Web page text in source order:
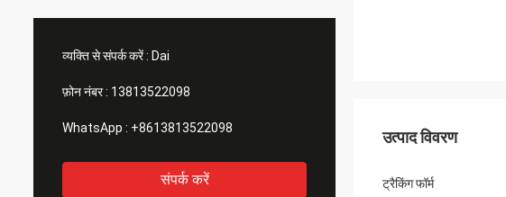
व्यक्ति से संपर्क करें : Dai
फ़ोन नंबर : 13813522098
WhatsApp : +8613813522098
संपर्क करें
उत्पाद विवरण
ट्रैकिंग फॉर्म